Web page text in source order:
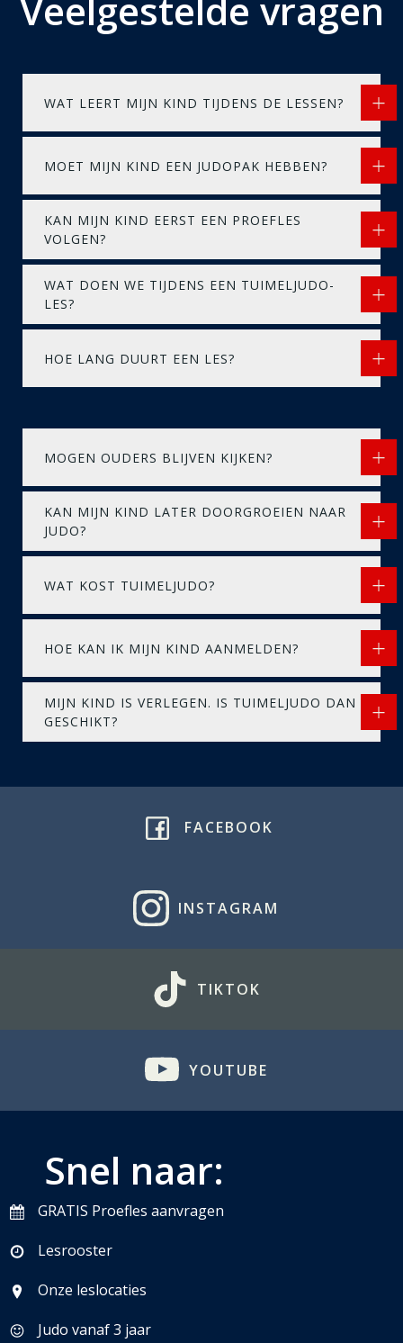
Veelgestelde vragen
WAT LEERT MIJN KIND TIJDENS DE LESSEN?
MOET MIJN KIND EEN JUDOPAK HEBBEN?
KAN MIJN KIND EERST EEN PROEFLES
VOLGEN?
WAT DOEN WE TIJDENS EEN TUIMELJUDO-
LES?
HOE LANG DUURT EEN LES?
MOGEN OUDERS BLIJVEN KIJKEN?
KAN MIJN KIND LATER DOORGROEIEN NAAR
JUDO?
WAT KOST TUIMELJUDO?
HOE KAN IK MIJN KIND AANMELDEN?
MIJN KIND IS VERLEGEN. IS TUIMELJUDO DAN
GESCHIKT?
FACEBOOK
INSTAGRAM
TIKTOK
YOUTUBE
Snel naar:
GRATIS Proefles aanvragen
Lesrooster
Onze leslocaties
Judo vanaf 3 jaar